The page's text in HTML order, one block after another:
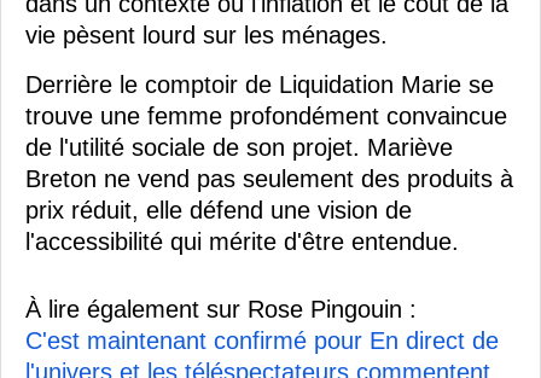
vie pèsent lourd sur les ménages.
Derrière le comptoir de Liquidation Marie se
trouve une femme profondément convaincue
de l'utilité sociale de son projet. Mariève
Breton ne vend pas seulement des produits à
prix réduit, elle défend une vision de
l'accessibilité qui mérite d'être entendue.
À lire également sur Rose Pingouin :
C'est maintenant confirmé pour En direct de
l'univers et les téléspectateurs commentent